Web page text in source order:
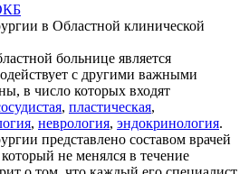
в Областной клинической
больнице является
с другими важными
в число которых входят
, пластическая,
, неврология, эндокринология.
представлено составом врачей
не менялся в течение